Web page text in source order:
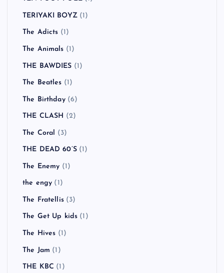
TERIYAKI BOYZ(1)
The Adicts (1)
The Animals (1)
THE BAWDIES (1)
The Beatles (1)
The Birthday(6)
THE CLASH (2)
The Coral (3)
THE DEAD 60’S(1)
The Enemy (1)
the engy (1)
The Fratellis(3)
The Get Up kids (1)
The Hives (1)
The Jam (1)
THE KBC (1)